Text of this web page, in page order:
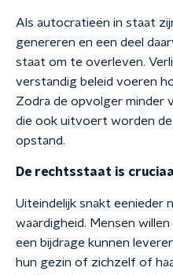
Als autocratieën in staat
genereren en een deel
staat om te overleven.
verstandig beleid voeren
Zodra de opvolger minder
die ook uitvoert worden
opstand.
De rechtsstaat is
Uiteindelijk snakt eenieder
waardigheid. Mensen
een bijdrage kunnen
hun gezin of zichzelf of